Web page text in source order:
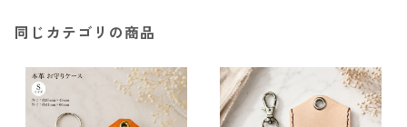
同じカテゴリの商品